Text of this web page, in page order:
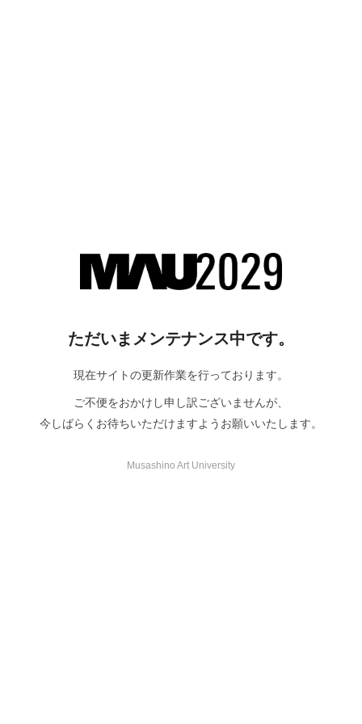
ただいまメンテナンス中です。
現在サイトの更新作業を行っております。
ご不便をおかけし申し訳ございませんが、
今しばらくお待ちいただけますようお願いいたします。
Musashino Art University